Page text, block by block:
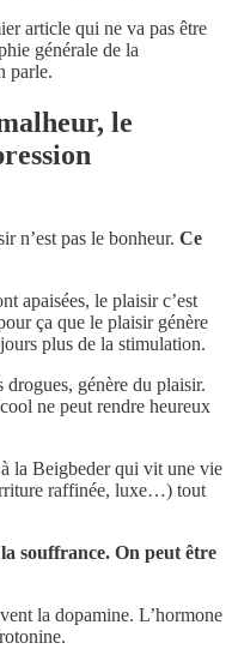
article qui ne va pas être
générale de la
parle.
le
n’est pas le bonheur. Ce
apaisées, le plaisir c’est
ça que le plaisir génère
plus de la stimulation.
génère du plaisir.
ne peut rendre heureux
la Beigbeder qui vit une vie
raffinée, luxe…) tout
souffrance. On peut être
la dopamine. L’hormone